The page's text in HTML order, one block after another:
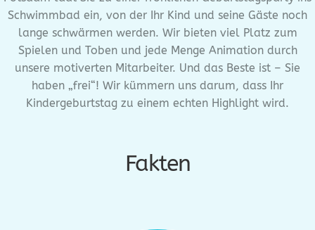
Schwimmbad ein, von der Ihr Kind und seine Gäste noch
lange schwärmen werden. Wir bieten viel Platz zum
Spielen und Toben und jede Menge Animation durch
unsere motiverten Mitarbeiter. Und das Beste ist – Sie
haben „frei“! Wir kümmern uns darum, dass Ihr
Kindergeburtstag zu einem echten Highlight wird.
Fakten